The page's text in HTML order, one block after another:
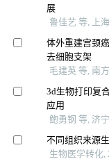
展
鲁佳艺 等, 上
体外重建宫颈
去细胞支架
毛建英 等, 南
3d生物打印复
应用
鲍勇钢 等, 济
不同组织来源
生物医学转化,